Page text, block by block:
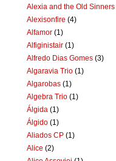
Alexia and the Old Sinners
Alexisonfire (4)
Alfamor (1)
Alfiginistair (1)
Alfredo Dias Gomes (3)
Algaravia Trio (1)
Algarobas (1)
Algebra Trio (1)
Álgida (1)
Álgido (1)
Aliados CP (1)
Alice (2)